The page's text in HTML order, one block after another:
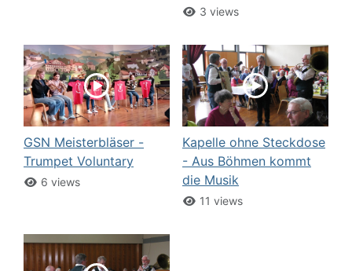
3 views
GSN Meisterbläser -
Trumpet Voluntary
6 views
Kapelle ohne Steckdose
- Aus Böhmen kommt
die Musik
11 views